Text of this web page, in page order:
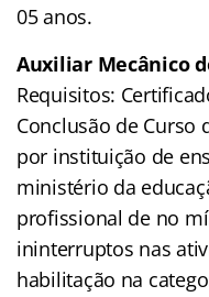
05 anos.
Auxiliar Mecânico
Requisitos:
Conclusão de Curso
por instituição de
ministério da
profissional de no
ininterruptos nas
habilitação na